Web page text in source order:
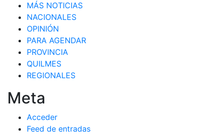
MÁS NOTICIAS
NACIONALES
OPINIÓN
PARA AGENDAR
PROVINCIA
QUILMES
REGIONALES
Meta
Acceder
Feed de entradas